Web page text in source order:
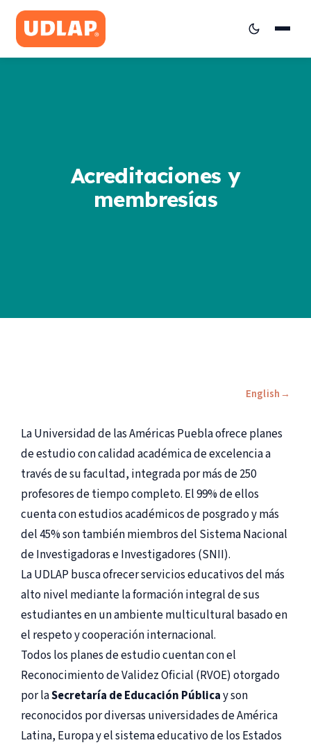
Acreditaciones y
membresías
English
La Universidad de las Américas Puebla ofrece planes
de estudio con calidad académica de excelencia a
través de su facultad, integrada por más de 250
profesores de tiempo completo. El 99% de ellos
cuenta con estudios académicos de posgrado y más
del 45% son también miembros del Sistema Nacional
de Investigadoras e Investigadores (SNII).
La UDLAP busca ofrecer servicios educativos del más
alto nivel mediante la formación integral de sus
estudiantes en un ambiente multicultural basado en
el respeto y cooperación internacional.
Todos los planes de estudio cuentan con el
Reconocimiento de Validez Oficial (RVOE) otorgado
por laSecretaría de Educación Públicay son
reconocidos por diversas universidades de América
Latina, Europa y el sistema educativo de los Estados